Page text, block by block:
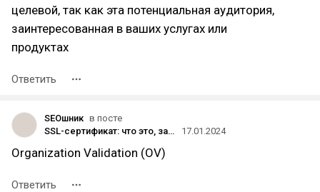
целевой, так как эта потенциальная аудитория,
заинтересованная в ваших услугах или
продуктах
Ответить
SEOшник в посте
SSL-сертификат: что это, зачем нужен и как установить на сайт
17.01.2024
Organization Validation (OV)
Ответить